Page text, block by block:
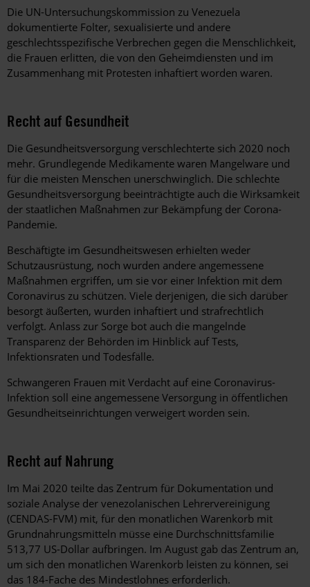
Die UN-Untersuchungskommission zu Venezuela
dokumentierte Folter, sexualisierte und andere
geschlechtsspezifische Verbrechen gegen die Menschlichkeit,
die Frauen erlitten, die von den Geheimdiensten und im
Zusammenhang mit Protesten inhaftiert worden waren.
Recht auf Gesundheit
Die Gesundheitsversorgung verschlechterte sich 2020 noch
mehr. Grundlegende Medikamente waren Mangelware und
für die meisten Menschen unerschwinglich. Die schlechte
Gesundheitsversorgung beeinträchtigte auch die Wirksamkeit
der staatlichen Maßnahmen zur Bekämpfung der Corona-
Pandemie.
Beschäftigte im Gesundheitswesen erhielten weder
Schutzausrüstung, noch wurden andere angemessene
Maßnahmen ergriffen, um sie vor einer Infektion mit dem
Coronavirus zu schützen. Viele derjenigen, die sich darüber
besorgt äußerten, wurden inhaftiert und strafrechtlich
verfolgt. Anlass zur Sorge bot auch die mangelnde
Transparenz der Behörden im Hinblick auf Tests,
Infektionsraten und Todesfälle.
Schwangeren Frauen mit Verdacht auf eine Coronavirus-
Infektion soll eine angemessene Versorgung in öffentlichen
Gesundheitseinrichtungen verweigert worden sein.
Recht auf Nahrung
Im Mai 2020 teilte das Zentrum für Dokumentation und
soziale Analyse der venezolanischen Lehrervereinigung
(CENDAS-FVM) mit, für den monatlichen Warenkorb mit
Grundnahrungsmitteln müsse eine Durchschnittsfamilie
513,77 US-Dollar aufbringen. Im August gab das Zentrum an,
um sich den monatlichen Warenkorb leisten zu können, sei
das 184-Fache des Mindestlohnes erforderlich.